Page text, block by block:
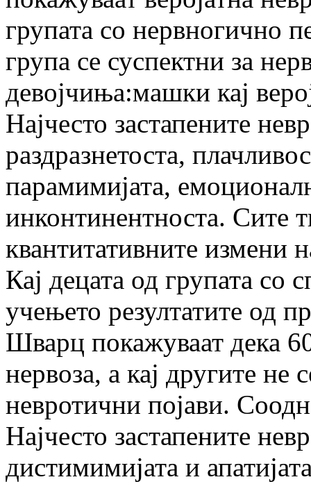
групата со нервногично
група се суспектни за
девојчиња:машки кај
Најчесто застапените
раздразнетоста,
парамимијата,
инконтинентноста. Сите
квантитативните измени
Кај децата од групата
учењето резултатите од
Шварц покажуваат дека
нервоза, а кај другите не
невротични појави.
Најчесто застапените
дистимимијата и